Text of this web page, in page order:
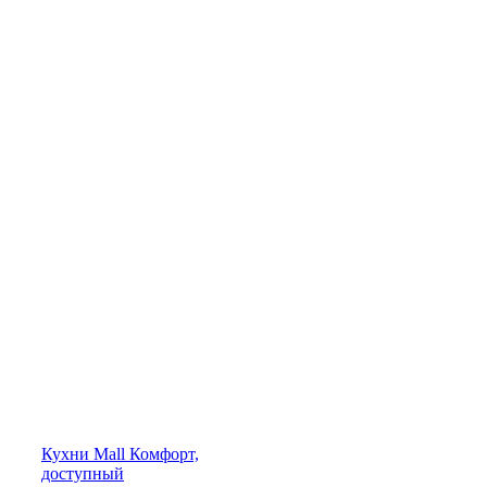
Кухни Mall Комфорт,
доступный